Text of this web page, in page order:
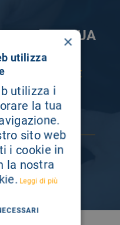
DELLA TUA
PER RESTARE
×
utilizza
utilizza i
la tua
sito web
i cookie in
la nostra
Leggi di più